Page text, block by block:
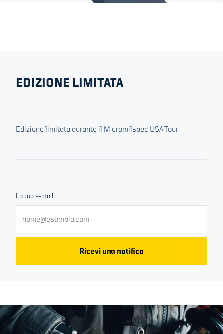
EDIZIONE LIMITATA
Edizione limitata durante il Micromilspec USA Tour
La tua e-mail
Ricevi una notifica